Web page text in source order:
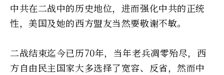
中共在二战中的历史地位，进而强化中共的正统
性，美国及她的西方盟友当然要敬谢不敏。
二战结束迄今已历70年，当年老兵凋零殆尽，西
方自由民主国家大多选择了宽容、反省，然而中